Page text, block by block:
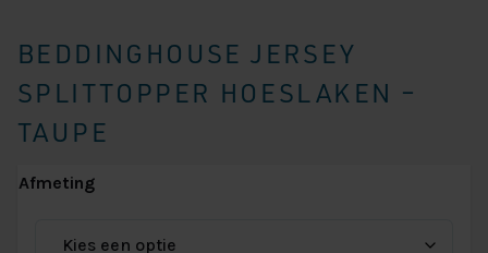
BEDDINGHOUSE JERSEY
SPLITTOPPER HOESLAKEN –
TAUPE
Afmeting